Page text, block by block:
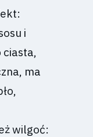
i
ciasta,
ma
wilgoć: